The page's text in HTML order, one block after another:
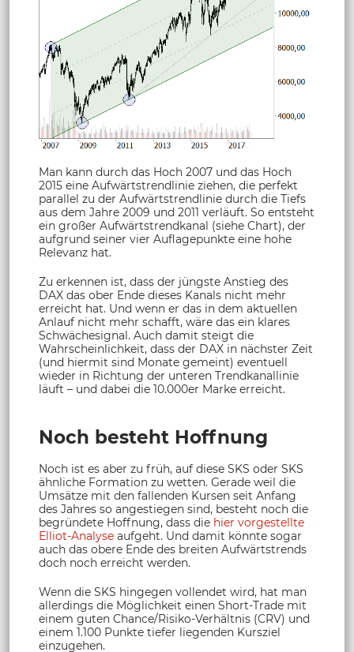
Man kann durch das Hoch 2007 und das Hoch
2015 eine Aufwärtstrendlinie ziehen, die perfekt
parallel zu der Aufwärtstrendlinie durch die Tiefs
aus dem Jahre 2009 und 2011 verläuft. So entsteht
ein großer Aufwärtstrendkanal (siehe Chart), der
aufgrund seiner vier Auflagepunkte eine hohe
Relevanz hat.
Zu erkennen ist, dass der jüngste Anstieg des
DAX das ober Ende dieses Kanals nicht mehr
erreicht hat. Und wenn er das in dem aktuellen
Anlauf nicht mehr schafft, wäre das ein klares
Schwächesignal. Auch damit steigt die
Wahrscheinlichkeit, dass der DAX in nächster Zeit
(und hiermit sind Monate gemeint) eventuell
wieder in Richtung der unteren Trendkanallinie
läuft – und dabei die 10.000er Marke erreicht.
Noch besteht Hoffnung
Noch ist es aber zu früh, auf diese SKS oder SKS
ähnliche Formation zu wetten. Gerade weil die
Umsätze mit den fallenden Kursen seit Anfang
des Jahres so angestiegen sind, besteht noch die
begründete Hoffnung, dass die hier vorgestellte
Elliot-Analyse aufgeht. Und damit könnte sogar
auch das obere Ende des breiten Aufwärtstrends
doch noch erreicht werden.
Wenn die SKS hingegen vollendet wird, hat man
allerdings die Möglichkeit einen Short-Trade mit
einem guten Chance/Risiko-Verhältnis (CRV) und
einem 1.100 Punkte tiefer liegenden Kursziel
einzugehen.